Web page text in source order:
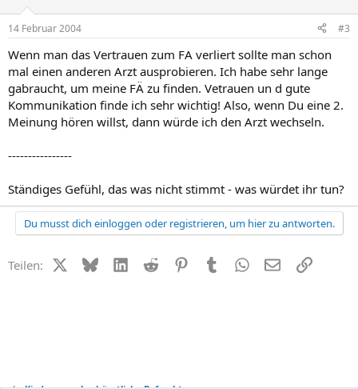
14 Februar 2004 #3
Wenn man das Vertrauen zum FA verliert sollte man schon
mal einen anderen Arzt ausprobieren. Ich habe sehr lange
gabraucht, um meine FÄ zu finden. Vetrauen un d gute
Kommunikation finde ich sehr wichtig! Also, wenn Du eine 2.
Meinung hören willst, dann würde ich den Arzt wechseln.
----------------
Ständiges Gefühl, das was nicht stimmt - was würdet ihr tun?
Du musst dich einloggen oder registrieren, um hier zu antworten.
Teilen: X (Twitter)
BlueskyLinkedIn
Reddit PinterestTumblr WhatsApp
E-MailLink